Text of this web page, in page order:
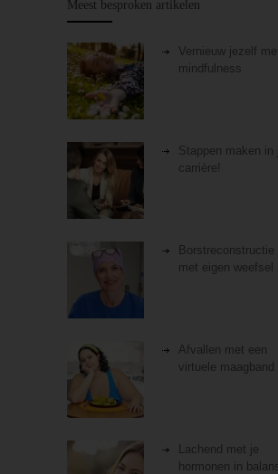
Meest besproken artikelen
Vernieuw jezelf
mindfulness
Stappen maken in
carrière!
Borstreconstructie
met eigen weefsel
Afvallen met een
virtuele maagband
Lachend met je
hormonen in